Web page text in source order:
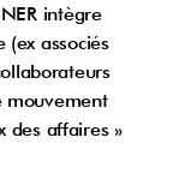
intègre
(ex associés
mouvement
des affaires »